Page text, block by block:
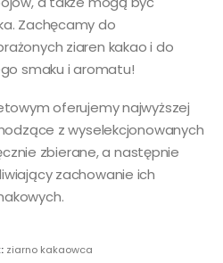
Zachęcamy do
ziaren kakao i do
smaku i aromatu!
oferujemy najwyższej
z wyselekcjonowanych
zbierane, a następnie
zachowanie ich
ziarno kakaowca